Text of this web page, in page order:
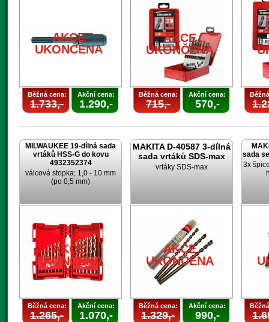
AKCE
UKONČENA
Běžná cena:
1.733,-
Akční cena:
1.290,-
AKCE
UKONČENA
Běžná cena:
715,-
Akční cena:
570,-
MILWAUKEE 19-dílná sada
vrtáků HSS-G do kovu
4932352374
válcová stopka; 1,0 - 10 mm
(po 0,5 mm)
AKCE
UKONČENA
Běžná cena:
1.265,-
Akční cena:
1.070,-
MAKITA D-40587 3-dílná
sada vrtáků SDS-max
vrtáky SDS-max
AKCE
UKONČENA
Běžná cena:
1.329,-
Akční cena:
990,-
sada
3x